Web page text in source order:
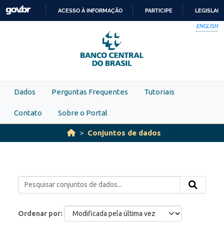
Skip to main content
PARA
O
CONTEÚDO
ACESSO À INFORMAÇÃO PARTICIPE
ENGLISH
Dados Perguntas Frequentes Tutoriais
Contato Sobre o Portal
Conjuntos de dados
Ordenar por